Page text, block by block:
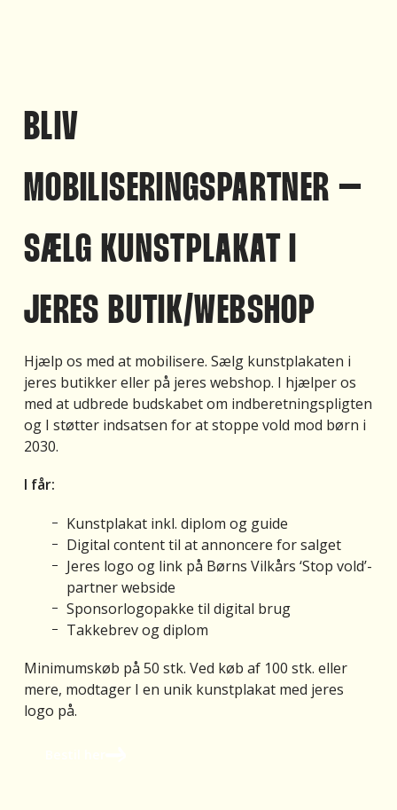
BLIV
MOBILISERINGSPARTNER –
SÆLG KUNSTPLAKAT I
JERES BUTIK/WEBSHOP
Hjælp os med at mobilisere. Sælg kunstplakaten i
jeres butikker eller på jeres webshop. I hjælper os
med at udbrede budskabet om indberetningspligten
og I støtter indsatsen for at stoppe vold mod børn i
2030.
I får:
Kunstplakat inkl. diplom og guide
Digital content til at annoncere for salget
Jeres logo og link på Børns Vilkårs ‘Stop vold’-
partner webside
Sponsorlogopakke til digital brug
Takkebrev og diplom
Minimumskøb på 50 stk. Ved køb af 100 stk. eller
mere, modtager I en unik kunstplakat med jeres
logo på.